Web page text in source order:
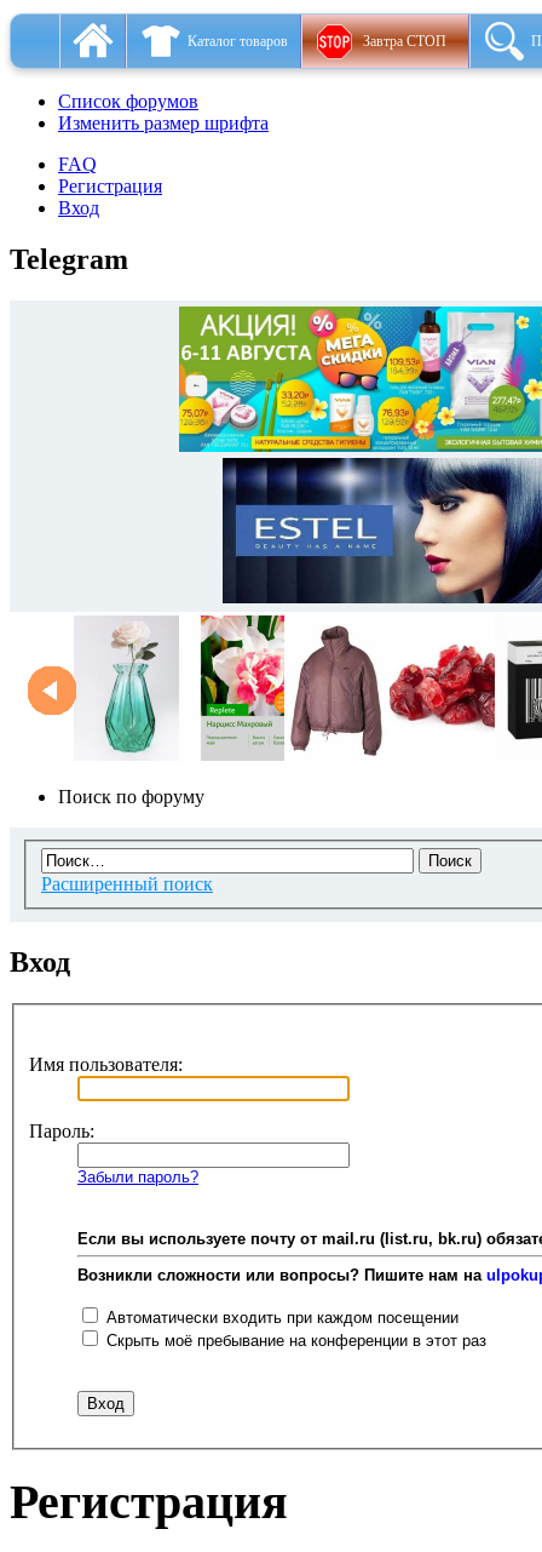
Каталог товаров Завтра СТОП
Список форумов
Изменить размер шрифта
FAQ
Регистрация
Вход
Telegram
Поиск по форуму
Расширенный поиск
Вход
Имя пользователя:
Пароль:
Забыли пароль?
Если вы используете почту от mail.ru (list.ru, bk.ru)
Возникли сложности или вопросы? Пишите нам на
Автоматически входить при каждом посещении
Скрыть моё пребывание на конференции в этот раз
Регистрация